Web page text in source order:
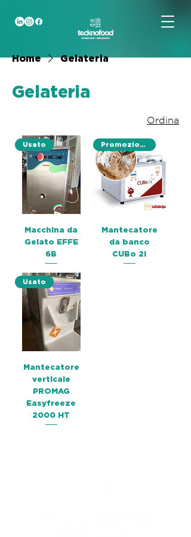
Home Gelateria
Gelateria
Ordina
Usato
Macchina da
Gelato EFFE
6B
Promozione
Mantecatore
da banco
CUBo 2i
Usato
Mantecatore
verticale
PROMAG
Easyfreeze
2000 HT